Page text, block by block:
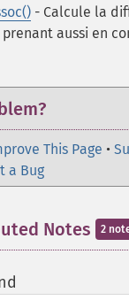
- Calcule la
aussi en
This Page •
a Bug
Notes 2